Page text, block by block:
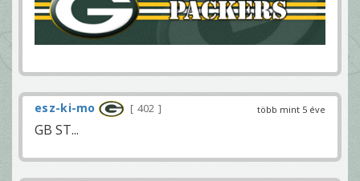
több mint 5 éve
esz-ki-mo 402
GB ST...